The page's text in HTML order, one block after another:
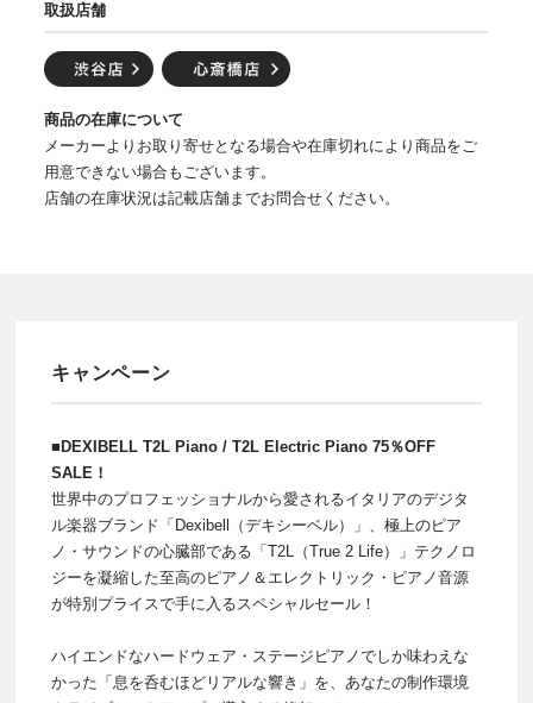
取扱店舗
商品の在庫について
メーカーよりお取り寄せとなる場合や在庫切れにより商品をご
用意できない場合もございます。
店舗の在庫状況は記載店舗までお問合せください。
キャンペーン
■DEXIBELL T2L Piano / T2L Electric Piano 75％OFF
SALE！
世界中のプロフェッショナルから愛されるイタリアのデジタ
ル楽器ブランド「Dexibell（デキシーベル）」、極上のピア
ノ・サウンドの心臓部である「T2L（True 2 Life）」テクノロ
ジーを凝縮した至高のピアノ＆エレクトリック・ピアノ音源
が特別プライスで手に入るスペシャルセール！
ハイエンドなハードウェア・ステージピアノでしか味わえな
かった「息を呑むほどリアルな響き」を、あなたの制作環境